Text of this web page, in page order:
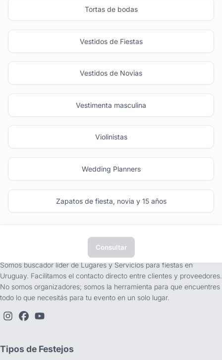
Tortas de bodas
Vestidos de Fiestas
Vestidos de Novias
Vestimenta masculina
Violinistas
Wedding Planners
Zapatos de fiesta, novia y 15 años
Consultar
Somos buscador líder de Lugares y Servicios para fiestas en
Uruguay. Facilitamos el contacto directo entre clientes y proveedores.
No somos organizadores; somos la herramienta para que encuentres
todo lo que necesitás para tu evento en un solo lugar.
Tipos de Festejos